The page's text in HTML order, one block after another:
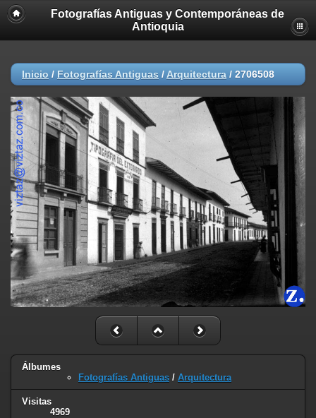
Fotografías Antiguas y Contemporáneas de
Antioquia
Inicio / Fotografías Antiguas / Arquitectura / 2706508
Álbumes
Fotografías Antiguas / Arquitectura
Visitas
4969